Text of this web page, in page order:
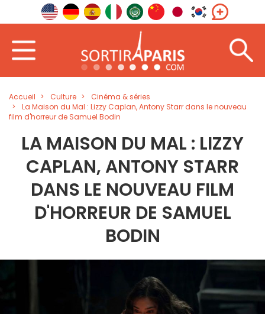
Accueil Culture
Cinéma & séries
La Maison du Mal : Lizzy Caplan, Antony Starr dans le nouveau
film d'horreur de Samuel Bodin
LA MAISON DU MAL : LIZZY
CAPLAN, ANTONY STARR
DANS LE NOUVEAU FILM
D'HORREUR DE SAMUEL
BODIN